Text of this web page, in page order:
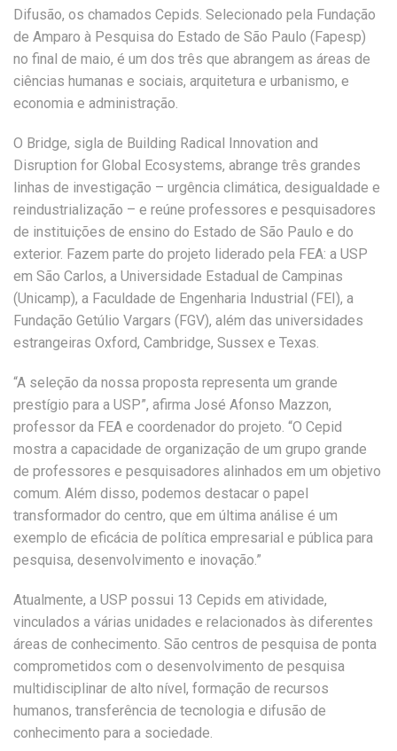
Difusão, os chamados Cepids. Selecionado pela Fundação
de Amparo à Pesquisa do Estado de São Paulo (Fapesp)
no final de maio, é um dos três que abrangem as áreas de
ciências humanas e sociais, arquitetura e urbanismo, e
economia e administração.
O Bridge, sigla de Building Radical Innovation and
Disruption for Global Ecosystems, abrange três grandes
linhas de investigação – urgência climática, desigualdade e
reindustrialização – e reúne professores e pesquisadores
de instituições de ensino do Estado de São Paulo e do
exterior. Fazem parte do projeto liderado pela FEA: a USP
em São Carlos, a Universidade Estadual de Campinas
(Unicamp), a Faculdade de Engenharia Industrial (FEI), a
Fundação Getúlio Vargars (FGV), além das universidades
estrangeiras Oxford, Cambridge, Sussex e Texas.
“A seleção da nossa proposta representa um grande
prestígio para a USP”, afirma José Afonso Mazzon,
professor da FEA e coordenador do projeto. “O Cepid
mostra a capacidade de organização de um grupo grande
de professores e pesquisadores alinhados em um objetivo
comum. Além disso, podemos destacar o papel
transformador do centro, que em última análise é um
exemplo de eficácia de política empresarial e pública para
pesquisa, desenvolvimento e inovação.”
Atualmente, a USP possui 13 Cepids em atividade,
vinculados a várias unidades e relacionados às diferentes
áreas de conhecimento. São centros de pesquisa de ponta
comprometidos com o desenvolvimento de pesquisa
multidisciplinar de alto nível, formação de recursos
humanos, transferência de tecnologia e difusão de
conhecimento para a sociedade.